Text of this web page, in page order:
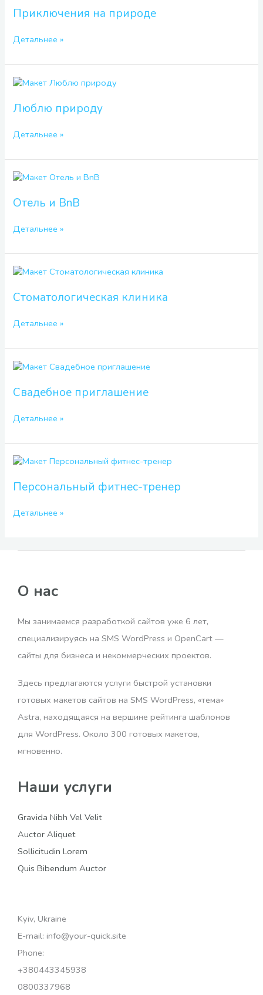
Приключения на природе
природе
Детальнее »
Люблю природу
Люблю
Детальнее »
Отель и BnB
Отель
BnB
Детальнее »
Стоматологическая клиника
Стоматологическая
Детальнее »
Свадебное приглашение
Свадебное
Детальнее »
Персональный фитнес-тренер
Персональный
тренер
Детальнее »
О нас
Мы занимаемся разработкой сайтов уже 6 лет,
специализируясь на SMS WordPress и OpenCart —
сайты для бизнеса и некоммерческих проектов.
Здесь предлагаются услуги быстрой установки
готовых макетов сайтов на SMS WordPress, «тема»
Astra, находящаяся на вершине рейтинга шаблонов
для WordPress. Около 300 готовых макетов,
мгновенно.
Наши услуги
Gravida Nibh Vel Velit
Auctor Aliquet
Sollicitudin Lorem
Quis Bibendum Auctor
Kyiv, Ukraine
E-mail: info@your-quick.site
Phone:
+380443345938
0800337968